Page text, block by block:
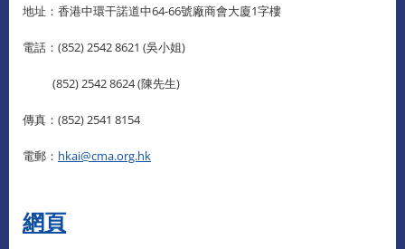
地址：香港中環干諾道中64-66號廠商會大廈1字樓
電話：(852) 2542 8621 (吳小姐)
(852) 2542 8624 (陳先生)
傳真：(852) 2541 8154
電郵： hkai@cma.org.hk
網頁